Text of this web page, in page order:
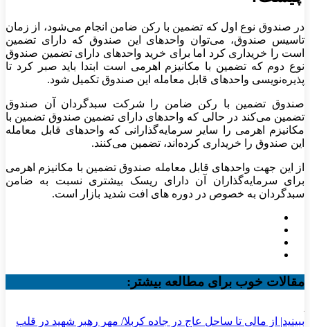
در صندوق نوع اول که تضمین با رکن ضامن انجام می‌شود، از زمان
تاسیس صندوق، می‌توان واحدهای این صندوق که دارای تضمین
است را خریداری کرد اما برای خرید واحدهای دارای تضمین صندوق
نوع دوم که تضمین با مکانیزم اهرمی است ابتدا باید صبر کرد تا
پذیره‌نویسی واحدهای قابل معامله این صندوق تکمیل شود.
صندوق تضمین با رکن ضامن را شرکت سبدگردان آن صندوق
تضمین می‌کند در حالی که واحدهای دارای تضمین صندوق تضمین با
مکانیزم اهرمی را سایر سرمایه‌گذارانی که واحدهای قابل معامله
این صندوق را خریداری کرده‌اند، تضمین می‌کنند.
از این جهت واحدهای قابل معامله صندوق تضمین با مکانیزم اهرمی
برای سرمایه‌گذاران آن دارای ریسک بیشتری نسبت به ضامن
سبدگردان به خصوص در دوره های افت شدید بازار است.
مقالات خوب برای مطالعه بیشتر:
ببینید| از مالی تا ساحل عاج در جاده کربلا/ مهر رهبر شهید در قلب